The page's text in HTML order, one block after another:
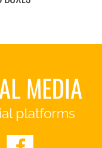
MEDIA
platforms